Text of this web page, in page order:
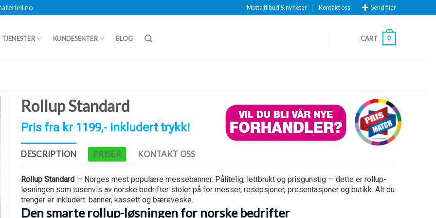
Motta tilbud & nyheter Kontakt oss Send filer
TJENESTER KUNDESENTER BLOG CART 0
Rollup Standard
Pris fra kr 1199,- inkludert trykk!
DESCRIPTION PRISER KONTAKT OSS
Rollup Standard — Norges mest populære messebanner. Pålitelig, lettbrukt og prisgunstig — dette er rollup-
løsningen som tusenvis av norske bedrifter stoler på for messer, resepsjoner, presentasjoner og butikk. Alt du
trenger er inkludert: banner, kassett og bæreveske.
Den smarte rollup-løsningen for norske bedrifter